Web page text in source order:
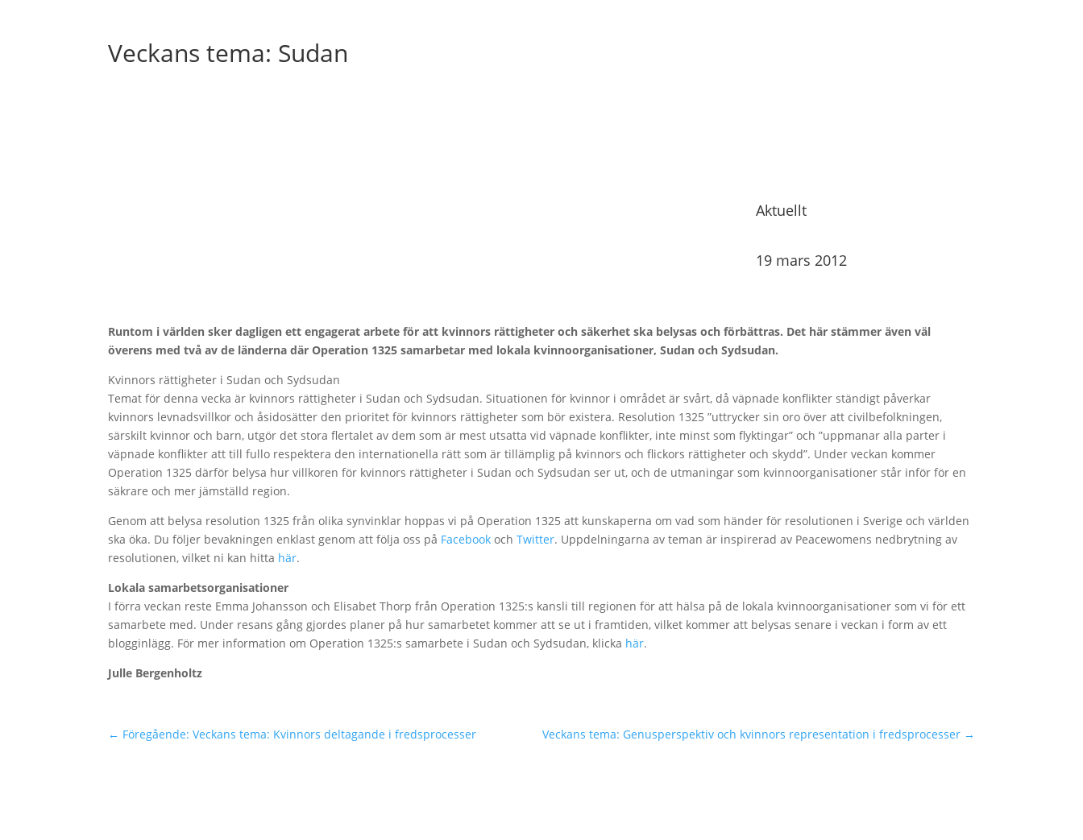
Veckans tema: Sudan
Aktuellt
19 mars 2012
Runtom i världen sker dagligen ett engagerat arbete för att kvinnors rättigheter och säkerhet ska belysas och förbättras. Det här stämmer även väl
överens med två av de länderna där Operation 1325 samarbetar med lokala kvinnoorganisationer, Sudan och Sydsudan.
Kvinnors rättigheter i Sudan och Sydsudan
Temat för denna vecka är kvinnors rättigheter i Sudan och Sydsudan. Situationen för kvinnor i området är svårt, då väpnade konflikter ständigt påverkar
kvinnors levnadsvillkor och åsidosätter den prioritet för kvinnors rättigheter som bör existera. Resolution 1325 ”uttrycker sin oro över att civilbefolkningen,
särskilt kvinnor och barn, utgör det stora flertalet av dem som är mest utsatta vid väpnade konflikter, inte minst som flyktingar” och ”uppmanar alla parter i
väpnade konflikter att till fullo respektera den internationella rätt som är tillämplig på kvinnors och flickors rättigheter och skydd”. Under veckan kommer
Operation 1325 därför belysa hur villkoren för kvinnors rättigheter i Sudan och Sydsudan ser ut, och de utmaningar som kvinnoorganisationer står inför för en
säkrare och mer jämställd region.
Genom att belysa resolution 1325 från olika synvinklar hoppas vi på Operation 1325 att kunskaperna om vad som händer för resolutionen i Sverige och världen
ska öka. Du följer bevakningen enklast genom att följa oss på Facebook ochTwitter. Uppdelningarna av teman är inspirerad av Peacewomens nedbrytning av
resolutionen, vilket ni kan hitta här.
Lokala samarbetsorganisationer
I förra veckan reste Emma Johansson och Elisabet Thorp från Operation 1325:s kansli till regionen för att hälsa på de lokala kvinnoorganisationer som vi för ett
samarbete med. Under resans gång gjordes planer på hur samarbetet kommer att se ut i framtiden, vilket kommer att belysas senare i veckan i form av ett
blogginlägg. För mer information om Operation 1325:s samarbete i Sudan och Sydsudan, klicka här.
Julle Bergenholtz
← Föregående: Veckans tema: Kvinnors deltagande i fredsprocesser Veckans tema: Genusperspektiv och kvinnors representation i fredsprocesser→